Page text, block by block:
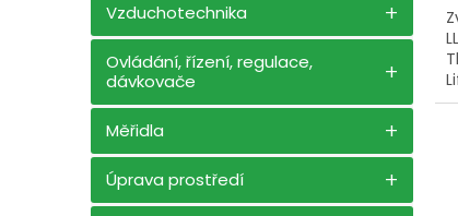
Vzduchotechnika
Ovládání, řízení, regulace,
dávkovače
Měřidla
Úprava prostředí